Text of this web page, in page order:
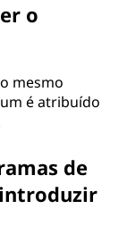
o
mesmo
é atribuído
de